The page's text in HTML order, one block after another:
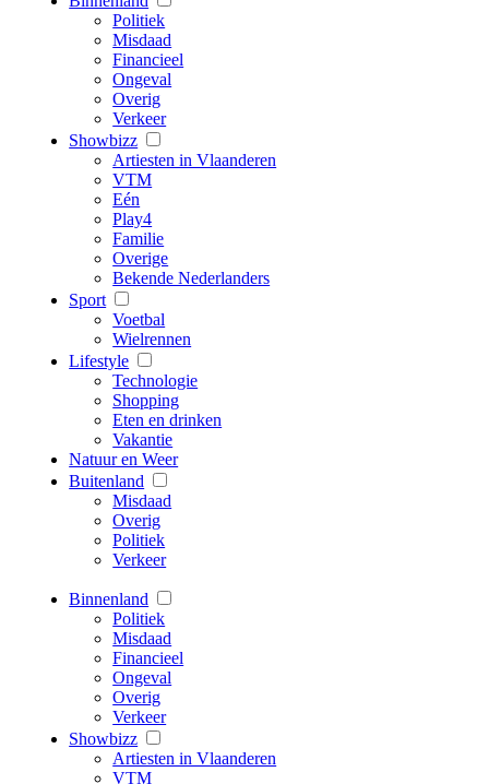
Politiek
Misdaad
Financieel
Ongeval
Overig
Verkeer
Showbizz
Artiesten in Vlaanderen
VTM
Eén
Play4
Familie
Overige
Bekende Nederlanders
Sport
Voetbal
Wielrennen
Lifestyle
Technologie
Shopping
Eten en drinken
Vakantie
Natuur en Weer
Buitenland
Misdaad
Overig
Politiek
Verkeer
Binnenland
Politiek
Misdaad
Financieel
Ongeval
Overig
Verkeer
Showbizz
Artiesten in Vlaanderen
VTM